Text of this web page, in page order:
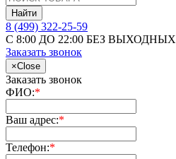
Найти
8 (499) 322-25-59
С 8:00 ДО 22:00 БЕЗ ВЫХОДНЫХ
Заказать звонок
×Close
Заказать звонок
ФИО:*
Ваш адрес:*
Телефон:*